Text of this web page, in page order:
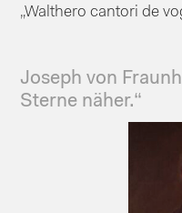
„Walthero cantori de
Joseph von
Sterne näher.“